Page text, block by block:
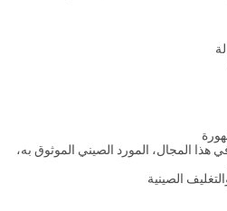
في هذا المجال، المورد الصيني الموثوق به،
الصينية